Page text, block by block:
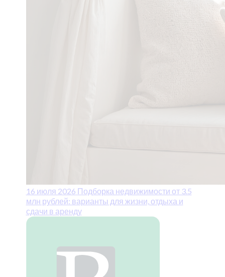
16 июля 2026 Подборка недвижимости от 3.5
млн рублей: варианты для жизни, отдыха и
сдачи в аренду